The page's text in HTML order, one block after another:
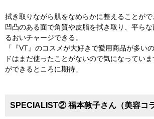
拭き取りながら肌をなめらかに整えることがで
凹凸のある面で角質や皮脂を拭き取り、平ら
るおいチャージできる。
「『VT』のコスメが大好きで愛用商品が多い
ドはまだ使ったことがないので気になってい
ができるところに期待」
SPECIALIST② 福本敦子さん（美容コ